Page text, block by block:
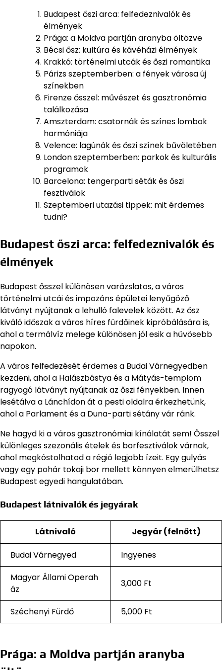
Budapest őszi arca: felfedeznivalók és
élmények
Prága: a Moldva partján aranyba öltözve
Bécsi ősz: kultúra és kávéházi élmények
Krakkó: történelmi utcák és őszi romantika
Párizs szeptemberben: a fények városa új
színekben
Firenze ősszel: művészet és gasztronómia
találkozása
Amszterdam: csatornák és színes lombok
harmóniája
Velence: lagúnák és őszi színek bűvöletében
London szeptemberben: parkok és kulturális
programok
Barcelona: tengerparti séták és őszi
fesztiválok
Szeptemberi utazási tippek: mit érdemes
tudni?
Budapest őszi arca: felfedeznivalók és
élmények
Budapest ősszel különösen varázslatos, a város
történelmi utcái és impozáns épületei lenyűgöző
látványt nyújtanak a lehulló falevelek között. Az ősz
kiváló időszak a város híres fürdőinek kipróbálására is,
ahol a termálvíz melege különösen jól esik a hűvösebb
napokon.
A város felfedezését érdemes a Budai Várnegyedben
kezdeni, ahol a Halászbástya és a Mátyás-templom
ragyogó látványt nyújtanak az őszi fényekben. Innen
lesétálva a Lánchídon át a pesti oldalra érkezhetünk,
ahol a Parlament és a Duna-parti sétány vár ránk.
Ne hagyd ki a város gasztronómiai kínálatát sem! Ősszel
különleges szezonális ételek és borfesztiválok várnak,
ahol megkóstolhatod a régió legjobb ízeit. Egy gulyás
vagy egy pohár tokaji bor mellett könnyen elmerülhetsz
Budapest egyedi hangulatában.
Budapest látnivalók és jegyárak
Látnivaló Jegyár (felnőtt)
Budai Várnegyed
Ingyenes
Magyar Állami Operah
áz
3,000 Ft
Széchenyi Fürdő 5,000 Ft
Prága: a Moldva partján aranyba